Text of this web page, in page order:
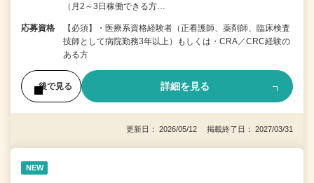
（月2～3日稼働できる方…
応募資格
【必須】・医療系資格経験者（正看護師、薬剤師、臨床検査
技師として病院勤務3年以上）もしくは・CRA／CRC経験の
ある方
後で見る 詳細を見る
更新日： 2026/05/12 掲載終了日： 2027/03/31
NEW